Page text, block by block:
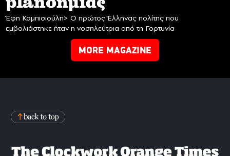
Έφη Καμπισιούλη> Ο πρώτος Έλληνας πολίτης που
εμβολιάστηκε ήταν η νοσηλεύτρια από τη Γορτυνία
MORE MAGAZINE